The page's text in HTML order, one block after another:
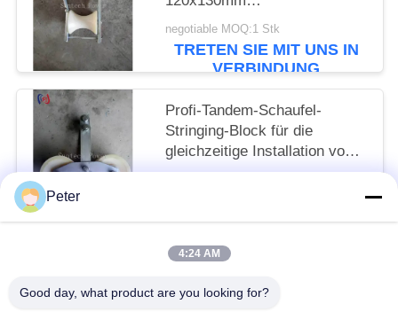
Seilscheibengröße und 5KN
Nennlast für die
Freileitungsinstallation
negotiable MOQ:1 Stk
TRETEN SIE MIT UNS IN
VERBINDUNG
Profi-Tandem-Schaufel-
Stringing-Block für die
gleichzeitige Installation von
mehreren Leitern mit Nennlast
VERBINDUNG
Peter
4:24 AM
Good day, what product are you looking for?